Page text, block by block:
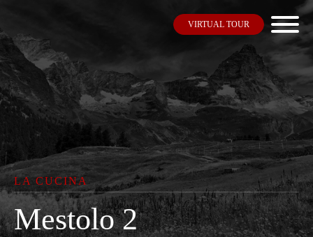
VIRTUAL TOUR
LA CUCINA
Mestolo 2